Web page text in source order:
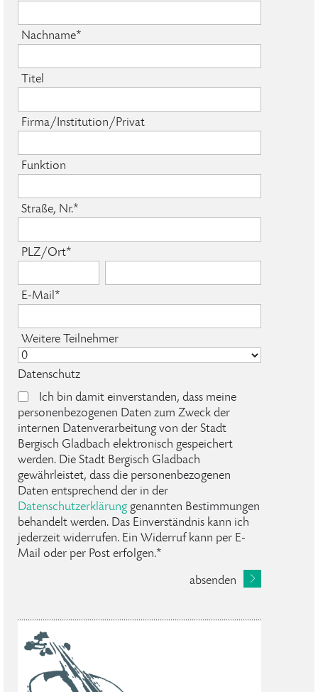
Nachname*
Titel
Firma/Institution/Privat
Funktion
Straße, Nr.*
PLZ/Ort*
E-Mail*
Weitere Teilnehmer
Datenschutz
Ich bin damit einverstanden, dass meine
personenbezogenen Daten zum Zweck der
internen Datenverarbeitung von der Stadt
Bergisch Gladbach elektronisch gespeichert
werden. Die Stadt Bergisch Gladbach
gewährleistet, dass die personenbezogenen
Daten entsprechend der in der
Datenschutzerklärunggenannten Bestimmungen
behandelt werden. Das Einverständnis kann ich
jederzeit widerrufen. Ein Widerruf kann per E-
Mail oder per Post erfolgen.*
absenden